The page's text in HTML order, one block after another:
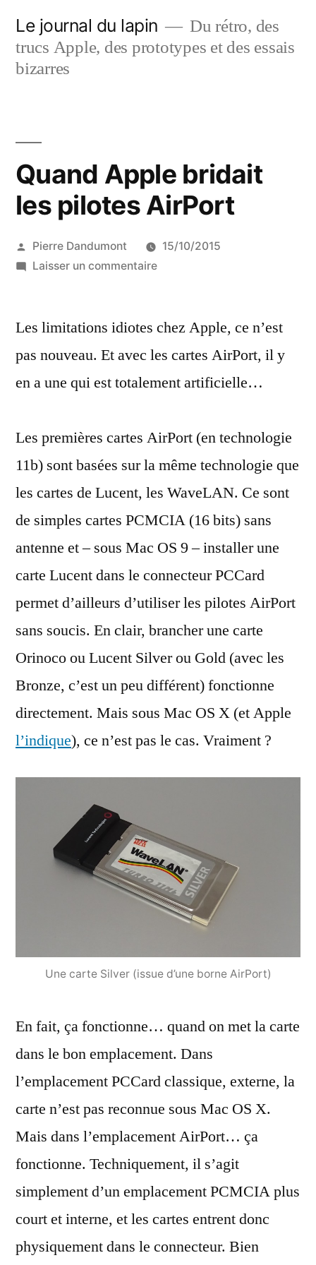
contenu
Le journal du lapin
Du rétro, des
trucs Apple, des prototypes et des essais
bizarres
Quand Apple bridait
les pilotes AirPort
Publié
par
Pierre Dandumont
15/10/2015
Laisser un commentairesur
bridait
pilotes
AirPort
Les limitations idiotes chez Apple, ce n’est
pas nouveau. Et avec les cartes AirPort, il y
en a une qui est totalement artificielle…
Les premières cartes AirPort (en technologie
11b) sont basées sur la même technologie que
les cartes de Lucent, les WaveLAN. Ce sont
de simples cartes PCMCIA (16 bits) sans
antenne et – sous Mac OS 9 – installer une
carte Lucent dans le connecteur PCCard
permet d’ailleurs d’utiliser les pilotes AirPort
sans soucis. En clair, brancher une carte
Orinoco ou Lucent Silver ou Gold (avec les
Bronze, c’est un peu différent) fonctionne
directement. Mais sous Mac OS X (et Apple
l’indique), ce n’est pas le cas. Vraiment ?
Une carte Silver (issue d’une borne AirPort)
En fait, ça fonctionne… quand on met la carte
dans le bon emplacement. Dans
l’emplacement PCCard classique, externe, la
carte n’est pas reconnue sous Mac OS X.
Mais dans l’emplacement AirPort… ça
fonctionne. Techniquement, il s’agit
simplement d’un emplacement PCMCIA plus
court et interne, et les cartes entrent donc
physiquement dans le connecteur. Bien